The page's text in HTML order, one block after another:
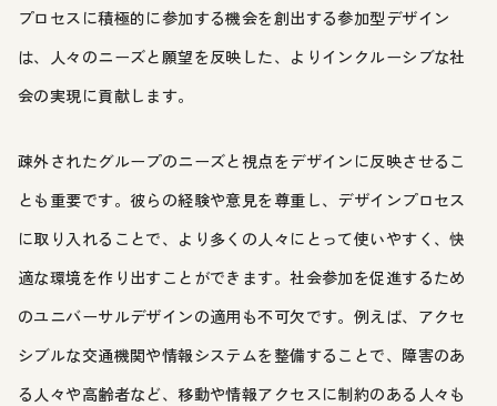
プロセスに積極的に参加する機会を創出する参加型デザイン
は、人々のニーズと願望を反映した、よりインクルーシブな社
会の実現に貢献します。
疎外されたグループのニーズと視点をデザインに反映させるこ
とも重要です。彼らの経験や意見を尊重し、デザインプロセス
に取り入れることで、より多くの人々にとって使いやすく、快
適な環境を作り出すことができます。社会参加を促進するため
のユニバーサルデザインの適用も不可欠です。例えば、アクセ
シブルな交通機関や情報システムを整備することで、障害のあ
る人々や高齢者など、移動や情報アクセスに制約のある人々も